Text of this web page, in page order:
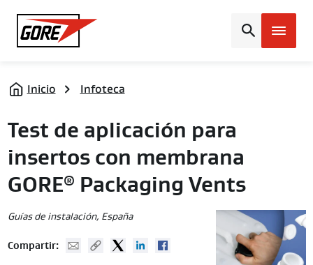
Gore
Inicio Infoteca
Test de aplicación para
insertos con membrana
GORE® Packaging Vents
Guías de instalación, España
Compartir: Mail Copy URLTwitterLinked In